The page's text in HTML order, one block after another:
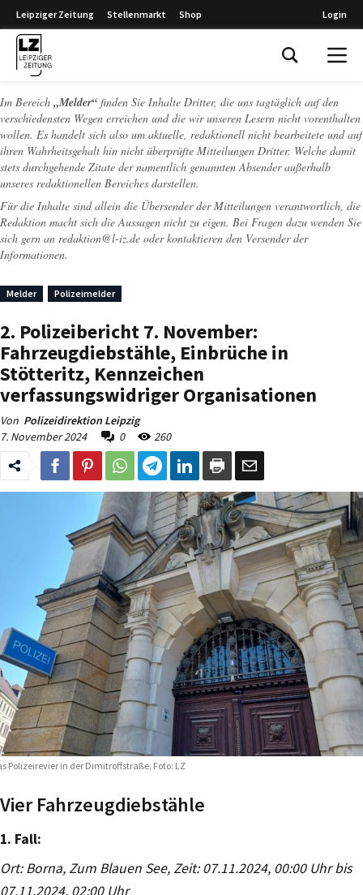
Leipziger Zeitung Stellenmarkt Shop Login
Im Bereich „Melder“ finden Sie Inhalte Dritter, die uns tagtäglich auf den
verschiedensten Wegen erreichen und die wir unseren Lesern nicht vorenthalten
wollen. Es handelt sich also um aktuelle, redaktionell nicht bearbeitete und auf
ihren Wahrheitsgehalt hin nicht überprüfte Mitteilungen Dritter. Welche damit
stets durchgehende Zitate der namentlich genannten Absender außerhalb
unseres redaktionellen Bereiches darstellen.
Für die Inhalte sind allein die Übersender der Mitteilungen verantwortlich, die
Redaktion macht sich die Aussagen nicht zu eigen. Bei Fragen dazu wenden Sie
sich gern an redaktion@l-iz.de oder kontaktieren den Versender der
Informationen.
Melder Polizeimelder
2. Polizeibericht 7. November:
Fahrzeugdiebstähle, Einbrüche in
Stötteritz, Kennzeichen
verfassungswidriger Organisationen
Von Polizeidirektion Leipzig
7. November 2024
0 260
Polizeirevier in der Dimitroffstraße. Foto: LZ
Vier Fahrzeugdiebstähle
1. Fall:
Ort: Borna, Zum Blauen See, Zeit: 07.11.2024, 00:00 Uhr bis
07.11.2024, 02:00 Uhr